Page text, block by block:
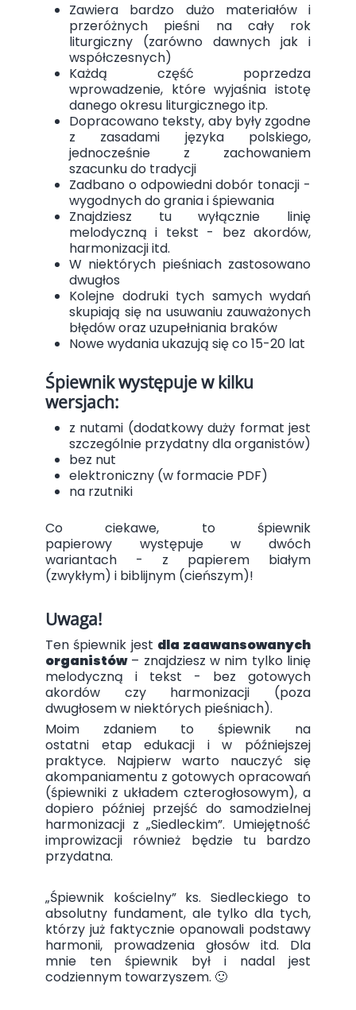
Zawiera bardzo dużo materiałów i
przeróżnych pieśni na cały rok
liturgiczny (zarówno dawnych jak i
współczesnych)
Każdą część poprzedza
wprowadzenie, które wyjaśnia istotę
danego okresu liturgicznego itp.
Dopracowano teksty, aby były zgodne
z zasadami języka polskiego,
jednocześnie z zachowaniem
szacunku do tradycji
Zadbano o odpowiedni dobór tonacji -
wygodnych do grania i śpiewania
Znajdziesz tu wyłącznie linię
melodyczną i tekst - bez akordów,
harmonizacji itd.
W niektórych pieśniach zastosowano
dwugłos
Kolejne dodruki tych samych wydań
skupiają się na usuwaniu zauważonych
błędów oraz uzupełniania braków
Nowe wydania ukazują się co 15-20 lat
Śpiewnik występuje w kilku
wersjach:
z nutami (dodatkowy duży format jest
szczególnie przydatny dla organistów)
bez nut
elektroniczny (w formacie PDF)
na rzutniki
Co ciekawe, to śpiewnik
papierowy występuje w dwóch
wariantach - z papierem białym
(zwykłym) i biblijnym (cieńszym)!
Uwaga!
Ten śpiewnik jest dla zaawansowanych
organistów– znajdziesz w nim tylko linię
melodyczną i tekst - bez gotowych
akordów czy harmonizacji (poza
dwugłosem w niektórych pieśniach).
Moim zdaniem to śpiewnik na
ostatni etap edukacji i w późniejszej
praktyce. Najpierw warto nauczyć się
akompaniamentu z gotowych opracowań
(śpiewniki z układem czterogłosowym), a
dopiero później przejść do samodzielnej
harmonizacji z „Siedleckim”. Umiejętność
improwizacji również będzie tu bardzo
przydatna.
„Śpiewnik kościelny” ks. Siedleckiego to
absolutny fundament, ale tylko dla tych,
którzy już faktycznie opanowali podstawy
harmonii, prowadzenia głosów itd. Dla
mnie ten śpiewnik był i nadal jest
codziennym towarzyszem. 🙂